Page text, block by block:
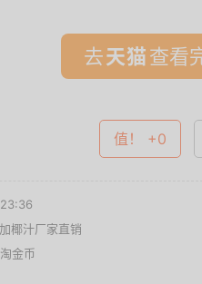
去 查看
值！ +0
椰汁厂家直销
金币